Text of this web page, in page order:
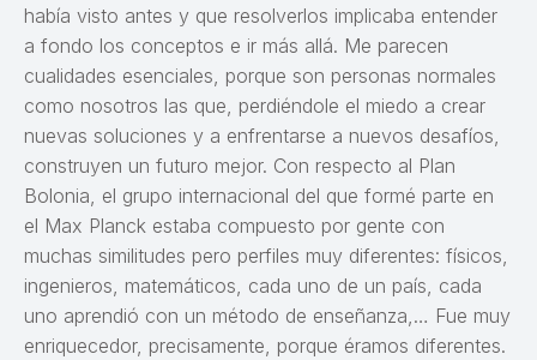
había visto antes y que resolverlos implicaba entender
a fondo los conceptos e ir más allá. Me parecen
cualidades esenciales, porque son personas normales
como nosotros las que, perdiéndole el miedo a crear
nuevas soluciones y a enfrentarse a nuevos desafíos,
construyen un futuro mejor. Con respecto al Plan
Bolonia, el grupo internacional del que formé parte en
el Max Planck estaba compuesto por gente con
muchas similitudes pero perfiles muy diferentes: físicos,
ingenieros, matemáticos, cada uno de un país, cada
uno aprendió con un método de enseñanza,… Fue muy
enriquecedor, precisamente, porque éramos diferentes.